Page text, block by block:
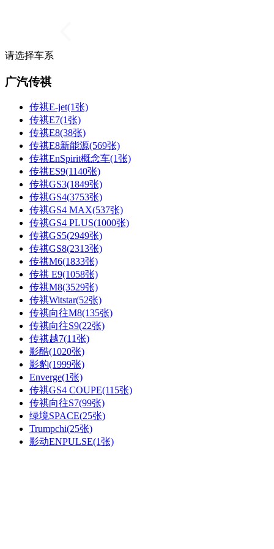
请选择车系
广汽传祺
传祺E-jet(1张)
传祺E7(1张)
传祺E8(38张)
传祺E8新能源(569张)
传祺EnSpirit概念车(1张)
传祺ES9(1140张)
传祺GS3(1849张)
传祺GS4(3753张)
传祺GS4 MAX(537张)
传祺GS4 PLUS(1000张)
传祺GS5(2949张)
传祺GS8(2313张)
传祺M6(1833张)
传祺 E9(1058张)
传祺M8(3529张)
传祺Witstar(52张)
传祺向往M8(135张)
传祺向往S9(22张)
传祺越7(11张)
影酷(1020张)
影豹(1999张)
Enverge(1张)
传祺GS4 COUPE(115张)
传祺向往S7(99张)
绿境SPACE(25张)
Trumpchi(25张)
影动ENPULSE(1张)